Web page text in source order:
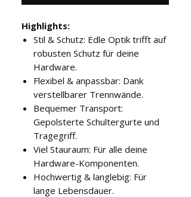
Highlights:
Stil & Schutz: Edle Optik trifft auf
robusten Schutz für deine
Hardware.
Flexibel & anpassbar: Dank
verstellbarer Trennwände.
Bequemer Transport:
Gepolsterte Schultergurte und
Tragegriff.
Viel Stauraum: Für alle deine
Hardware-Komponenten.
Hochwertig & langlebig: Für
lange Lebensdauer.